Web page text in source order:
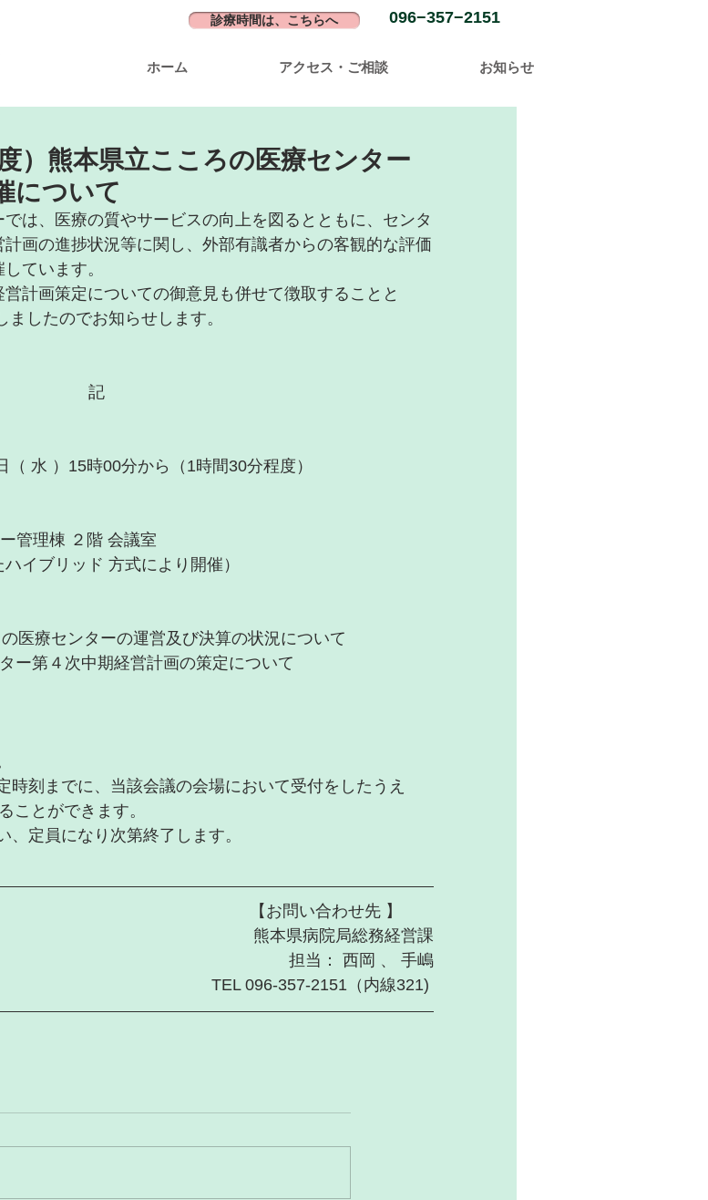
診療時間は、こちらへ 096−357−2151
ホーム アクセス・ご相談 お知らせ
）熊本県立こころの医療センター
について
は、医療の質やサービスの向上を図るとともに、センタ
画の進捗状況等に関し、外部有識者からの客観的な評価
ています。
計画策定についての御意見も併せて徴取することと
したのでお知らせします。
記
水 ）15時00分から（1時間30分程度）
ー管理棟 ２階 会議室
ブリッド 方式により開催）
医療センターの運営及び決算の状況について
ター第４次中期経営計画の策定について
定時刻までに、当該会議の会場において受付をしたうえ
ことができます。
い、定員になり次第終了します。
           【お問い合わせ先 】
熊本県病院局総務経営課
担当： 西岡 、 手嶋
TEL 096-357-2151（内線321)